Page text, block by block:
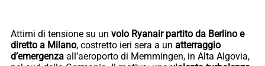
Attimi di tensione su un volo Ryanair partito da Berlino e
diretto a Milano, costretto ieri sera a un atterraggio
d’emergenza all’aeroporto di Memmingen, in Alta Algovia,